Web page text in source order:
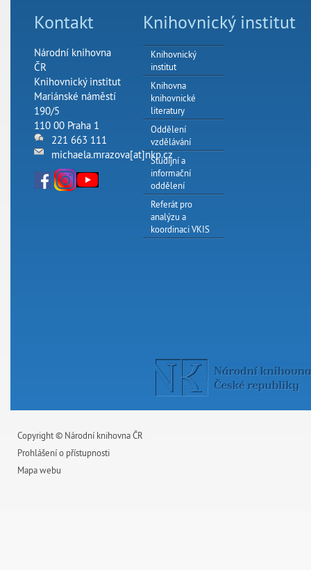
Kontakt
Národní knihovna
ČR
Knihovnický institut
Mariánské náměstí
190/5
110 00 Praha 1
221 663 111
michaela.mrazova[at]nkp.cz
Knihovnický institut
Knihovnický
institut
Knihovna
knihovnické
literatury
Oddělení
vzdělávání
Studijní a
informační
oddělení
Referát pro
analýzu a
koordinaci VKIS
Copyright © Národní knihovna ČR
Prohlášení o přístupnosti
Mapa webu